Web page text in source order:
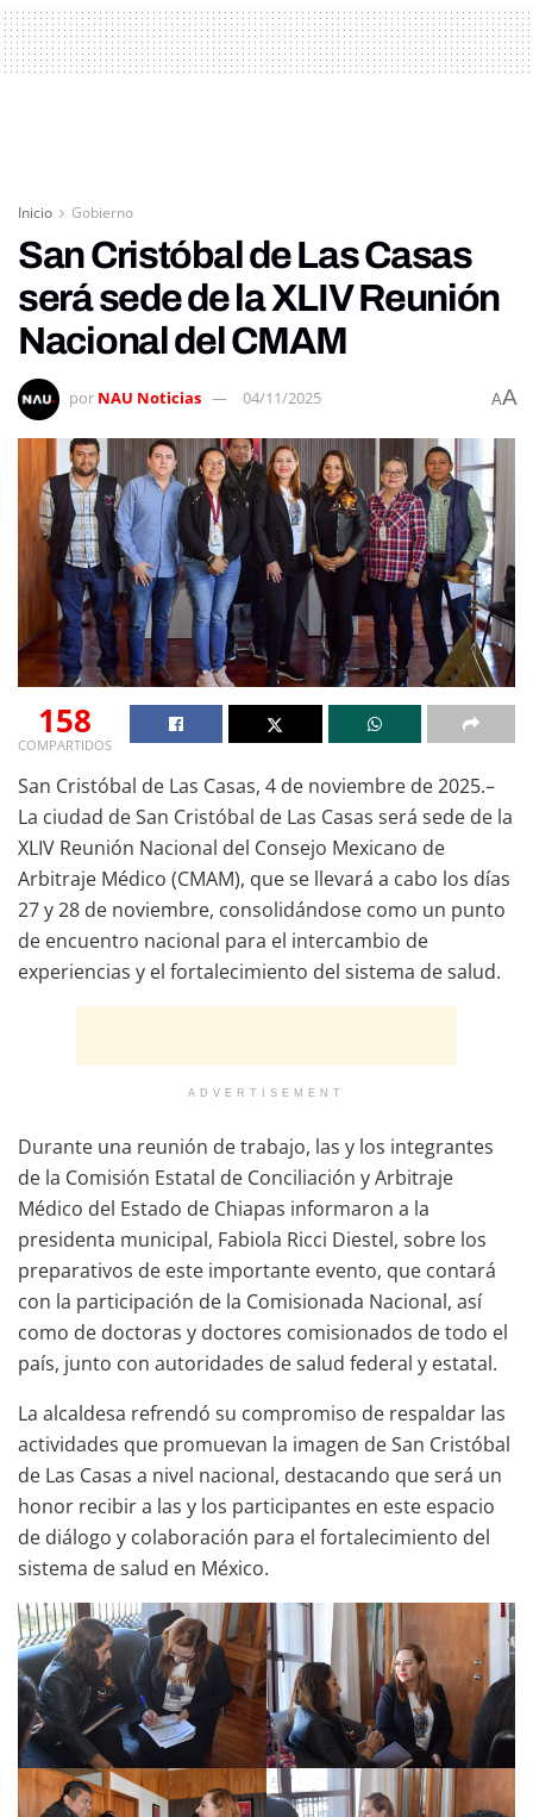
Inicio Gobierno
San Cristóbal de Las Casas
será sede de la XLIV Reunión
Nacional del CMAM
por NAU Noticias 04/11/2025 AA
158
COMPARTIDOS
San Cristóbal de Las Casas, 4 de noviembre de 2025.–
La ciudad de San Cristóbal de Las Casas será sede de la
XLIV Reunión Nacional del Consejo Mexicano de
Arbitraje Médico (CMAM), que se llevará a cabo los días
27 y 28 de noviembre, consolidándose como un punto
de encuentro nacional para el intercambio de
experiencias y el fortalecimiento del sistema de salud.
ADVERTISEMENT
Durante una reunión de trabajo, las y los integrantes
de la Comisión Estatal de Conciliación y Arbitraje
Médico del Estado de Chiapas informaron a la
presidenta municipal, Fabiola Ricci Diestel, sobre los
preparativos de este importante evento, que contará
con la participación de la Comisionada Nacional, así
como de doctoras y doctores comisionados de todo el
país, junto con autoridades de salud federal y estatal.
La alcaldesa refrendó su compromiso de respaldar las
actividades que promuevan la imagen de San Cristóbal
de Las Casas a nivel nacional, destacando que será un
honor recibir a las y los participantes en este espacio
de diálogo y colaboración para el fortalecimiento del
sistema de salud en México.